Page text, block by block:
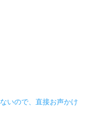
いので、直接お声かけ